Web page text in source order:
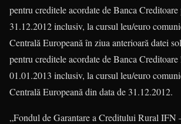
pentru creditele acordate de Banca Creditoare
31.12.2012 inclusiv, la cursul leu/euro
Centrală Europeană în ziua anterioară datei
pentru creditele acordate de Banca
01.01.2013 inclusiv, la cursul leu/euro
Centrală Europeană din data de 31.12.2012.
„Fondul de Garantare a Creditului Rural IFN